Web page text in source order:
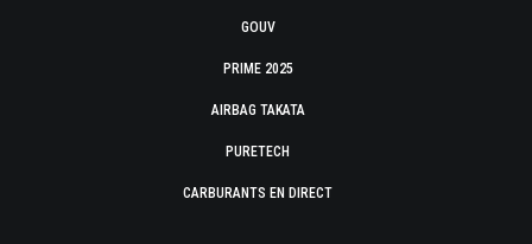
GOUV
PRIME 2025
AIRBAG TAKATA
PURETECH
CARBURANTS EN DIRECT